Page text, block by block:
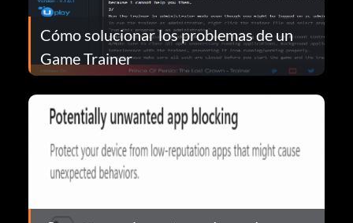
Cómo solucionar los problemas de un
Game Trainer